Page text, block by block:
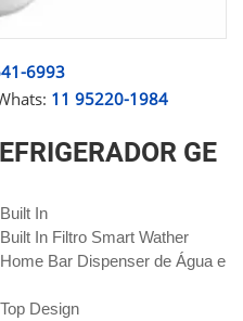
6993
11 95220-1984
GE
In
In Filtro Smart Wather
Bar Dispenser de Água e
Design